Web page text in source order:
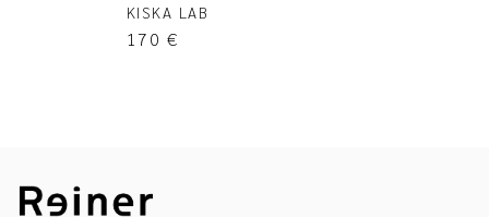
KISKA LAB
170 €